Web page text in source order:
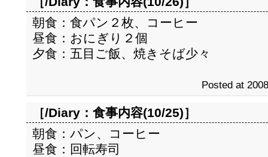
朝食：食パン２枚、コーヒー
昼食：おにぎり２個
夕食：五目ご飯、焼きそば少々
Posted at
［/Diary： 食事内容(10/25)］
朝食：パン、コーヒー
昼食：回転寿司